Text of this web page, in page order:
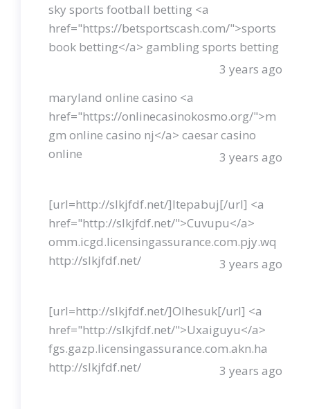
sky sports football betting <a
href="https://betsportscash.com/">sports
book betting</a> gambling sports betting
3 years ago
maryland online casino <a
href="https://onlinecasinokosmo.org/">m
gm online casino nj</a> caesar casino
online
3 years ago
[url=http://slkjfdf.net/]Itepabuj[/url] <a
href="http://slkjfdf.net/">Cuvupu</a>
omm.icgd.licensingassurance.com.pjy.wq
http://slkjfdf.net/
3 years ago
[url=http://slkjfdf.net/]Olhesuk[/url] <a
href="http://slkjfdf.net/">Uxaiguyu</a>
fgs.gazp.licensingassurance.com.akn.ha
http://slkjfdf.net/
3 years ago